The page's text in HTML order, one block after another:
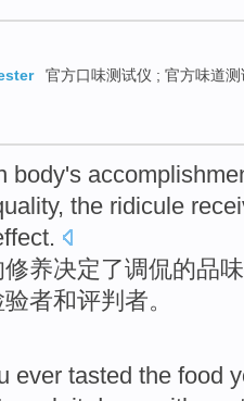
官方口味测试仪 ; 官方味道测
body's
, the ridicule
.
修养决定了调侃的品味
者和评判者。
ever tasted the food